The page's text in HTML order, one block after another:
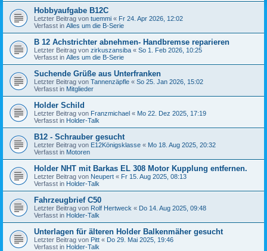
Hobbyaufgabe B12C
Letzter Beitrag von tuemmi « Fr 24. Apr 2026, 12:02
Verfasst in Alles um die B-Serie
B 12 Achstrichter abnehmen- Handbremse reparieren
Letzter Beitrag von zirkuszansiba « So 1. Feb 2026, 10:25
Verfasst in Alles um die B-Serie
Suchende Grüße aus Unterfranken
Letzter Beitrag von Tannenzäpfle « So 25. Jan 2026, 15:02
Verfasst in Mitglieder
Holder Schild
Letzter Beitrag von Franzmichael « Mo 22. Dez 2025, 17:19
Verfasst in Holder-Talk
B12 - Schrauber gesucht
Letzter Beitrag von E12Königsklasse « Mo 18. Aug 2025, 20:32
Verfasst in Motoren
Holder NHT mit Barkas EL 308 Motor Kupplung entfernen.
Letzter Beitrag von Neupert « Fr 15. Aug 2025, 08:13
Verfasst in Holder-Talk
Fahrzeugbrief C50
Letzter Beitrag von Rolf Hertweck « Do 14. Aug 2025, 09:48
Verfasst in Holder-Talk
Unterlagen für älteren Holder Balkenmäher gesucht
Letzter Beitrag von Pitt « Do 29. Mai 2025, 19:46
Verfasst in Holder-Talk